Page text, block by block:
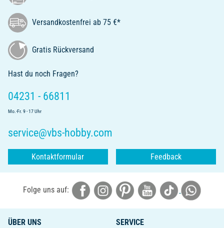
Versandkostenfrei ab 75 €*
Gratis Rückversand
Hast du noch Fragen?
04231 - 66811
Mo.-Fr. 9 - 17 Uhr
service@vbs-hobby.com
Kontaktformular Feedback
Folge uns auf:
ÜBER UNS
SERVICE